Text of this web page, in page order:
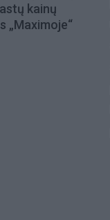
kainų
„Maximoje“